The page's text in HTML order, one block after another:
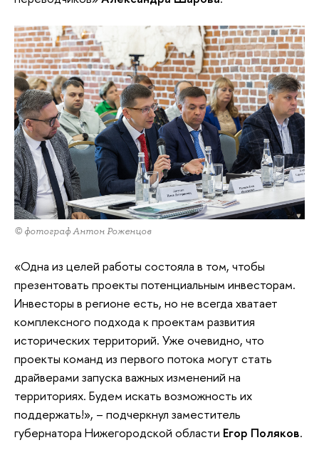
© фотограф Антон Роженцов
«Одна из целей работы состояла в том, чтобы
презентовать проекты потенциальным инвесторам.
Инвесторы в регионе есть, но не всегда хватает
комплексного подхода к проектам развития
исторических территорий. Уже очевидно, что
проекты команд из первого потока могут стать
драйверами запуска важных изменений на
территориях. Будем искать возможность их
поддержать!», – подчеркнул заместитель
губернатора Нижегородской области Егор Поляков.